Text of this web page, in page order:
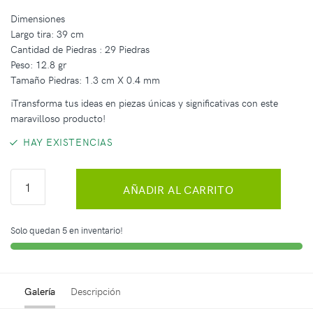
Dimensiones
Largo tira: 39 cm
Cantidad de Piedras : 29 Piedras
Peso: 12.8 gr
Tamaño Piedras: 1.3 cm X 0.4 mm
¡Transforma tus ideas en piezas únicas y significativas con este
maravilloso producto!
HAY EXISTENCIAS
AÑADIR AL CARRITO
Solo quedan 5 en inventario!
Galería Descripción